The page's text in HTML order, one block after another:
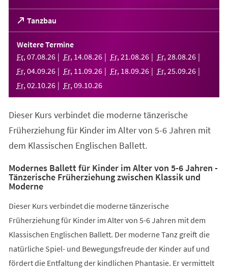
Tanzbau
(Öffnet
in
einem
neuen
Tab)
Weitere Termine
Fr, 07.08.26 Fr, 14.08.26 Fr, 21 .08.26 Fr, 28.08.26
Fr, 04.09.26 Fr, 11 .09.26 Fr, 18.09.26 Fr, 25.09.26
Fr, 02.10.26 Fr, 09.10.26
Dieser Kurs verbindet die moderne tänzerische
Früherziehung für Kinder im Alter von 5-6 Jahren mit
dem Klassischen Englischen Ballett.
Modernes Ballett für Kinder im Alter von 5-6 Jahren -
Tänzerische Früherziehung zwischen Klassik und
Moderne
Dieser Kurs verbindet die moderne tänzerische
Früherziehung für Kinder im Alter von 5-6 Jahren mit dem
Klassischen Englischen Ballett. Der moderne Tanz greift die
natürliche Spiel- und Bewegungsfreude der Kinder auf und
fördert die Entfaltung der kindlichen Phantasie. Er vermittelt